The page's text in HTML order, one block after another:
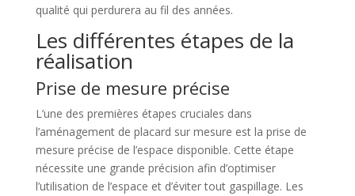
qualité qui perdurera au fil des années.
Les différentes étapes de la
réalisation
Prise de mesure précise
L’une des premières étapes cruciales dans
l’aménagement de placard sur mesure est la prise de
mesure précise de l’espace disponible. Cette étape
nécessite une grande précision afin d’optimiser
l’utilisation de l’espace et d’éviter tout gaspillage. Les